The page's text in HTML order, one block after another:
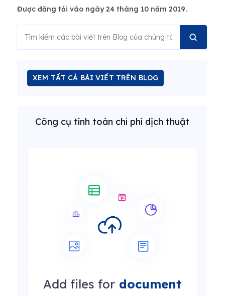
Được đăng tải vào ngày 24 tháng 10 năm 2019.
XEM TẤT CẢ BÀI VIẾT TRÊN BLOG
Công cụ tính toán chi phí dịch thuật
Add files for document